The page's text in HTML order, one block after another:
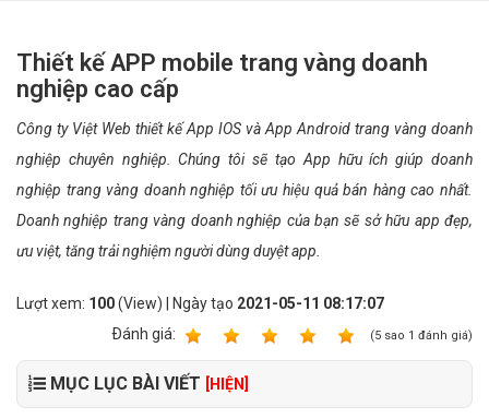
Thiết kế APP mobile trang vàng doanh
nghiệp cao cấp
Công ty Việt Web thiết kế App IOS và App Android trang vàng doanh
nghiệp chuyên nghiệp. Chúng tôi sẽ tạo App hữu ích giúp doanh
nghiệp trang vàng doanh nghiệp tối ưu hiệu quả bán hàng cao nhất.
Doanh nghiệp trang vàng doanh nghiệp của bạn sẽ sở hữu app đẹp,
ưu việt, tăng trải nghiệm người dùng duyệt app.
Lượt xem: 100(View) | Ngày tạo 2021-05-11 08:17:07
Ðánh giá:
(5 sao 1 đánh giá)
MỤC LỤC BÀI VIẾT [HIỆN]